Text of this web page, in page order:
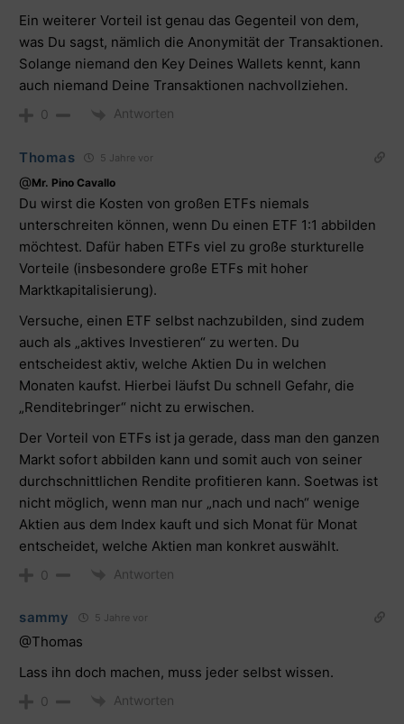
Ein weiterer Vorteil ist genau das Gegenteil von dem,
was Du sagst, nämlich die Anonymität der Transaktionen.
Solange niemand den Key Deines Wallets kennt, kann
auch niemand Deine Transaktionen nachvollziehen.
0 Antworten
Thomas 5 Jahre vor
@Mr. Pino Cavallo
Du wirst die Kosten von großen ETFs niemals
unterschreiten können, wenn Du einen ETF 1:1 abbilden
möchtest. Dafür haben ETFs viel zu große sturkturelle
Vorteile (insbesondere große ETFs mit hoher
Marktkapitalisierung).
Versuche, einen ETF selbst nachzubilden, sind zudem
auch als „aktives Investieren“ zu werten. Du
entscheidest aktiv, welche Aktien Du in welchen
Monaten kaufst. Hierbei läufst Du schnell Gefahr, die
„Renditebringer“ nicht zu erwischen.
Der Vorteil von ETFs ist ja gerade, dass man den ganzen
Markt sofort abbilden kann und somit auch von seiner
durchschnittlichen Rendite profitieren kann. Soetwas ist
nicht möglich, wenn man nur „nach und nach“ wenige
Aktien aus dem Index kauft und sich Monat für Monat
entscheidet, welche Aktien man konkret auswählt.
0 Antworten
sammy 5 Jahre vor
@Thomas
Lass ihn doch machen, muss jeder selbst wissen.
0 Antworten